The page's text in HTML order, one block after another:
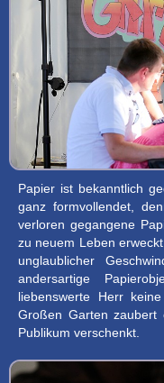
Papier ist bekanntlich
ganz formvollendet,
verloren gegangene
zu neuem Leben
unglaublicher
andersartige
liebenswerte Herr
Großen Garten
Publikum verschenkt.